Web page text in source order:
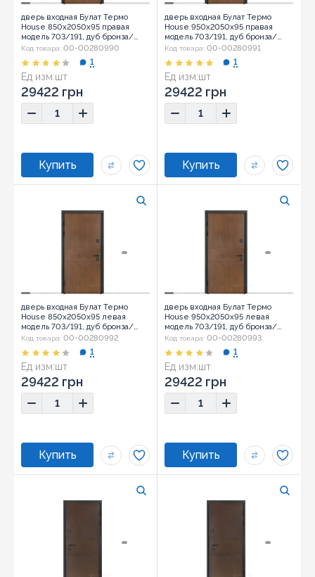
дверь входная Булат Термо
House 850x2050x95 правая
модель 703/191, дуб бронза/
орех натуральный (0033)
Код товара: 00-00280990
Ед изм:шт
1
29422 грн
дверь входная Булат Термо
House 950x2050x95 правая
модель 703/191, дуб бронза/
орех натуральный (0033)
Код товара: 00-00280991
Ед изм:шт
1
29422 грн
дверь входная Булат Термо
House 850x2050x95 левая
модель 703/191, дуб бронза/
орех натуральный (0033)
Код товара: 00-00280992
Ед изм:шт
1
29422 грн
дверь входная Булат Термо
House 950x2050x95 левая
модель 703/191, дуб бронза/
орех натуральный (0033)
Код товара: 00-00280993
Ед изм:шт
1
29422 грн